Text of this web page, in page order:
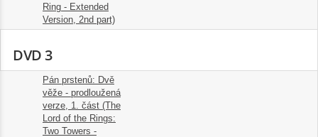
Ring - Extended
Version, 2nd part)
DVD 3
Pán prstenů: Dvě
věže - prodloužená
verze, 1. část (The
Lord of the Rings:
Two Towers -